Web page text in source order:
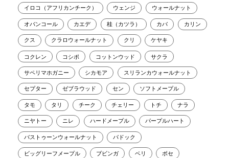
イロコ（アフリカンチーク） ウェンジ ウォールナット
オバンコール カエデ 桂（カツラ） カバ カリン
クス クラロウォールナット クリ ケヤキ
コクレン コシポ コットンウッド サクラ
サペリマホガニー シカモア スリランカウォールナット
セプター ゼブラウッド セン ソフトメープル
タモ タリ チーク チェリー トチ ナラ
ニヤトー ニレ ハードメープル パープルハート
バストゥーンウォールナット パドック
ビッグリーフメープル ブビンガ ベリ ボセ